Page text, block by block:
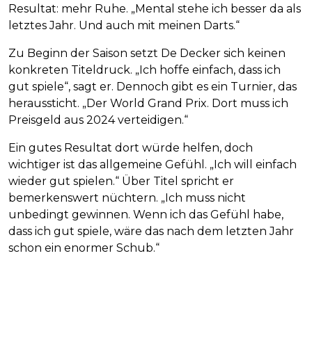
Resultat: mehr Ruhe. „Mental stehe ich besser da als
letztes Jahr. Und auch mit meinen Darts.“
Zu Beginn der Saison setzt De Decker sich keinen
konkreten Titeldruck. „Ich hoffe einfach, dass ich
gut spiele“, sagt er. Dennoch gibt es ein Turnier, das
heraussticht. „Der World Grand Prix. Dort muss ich
Preisgeld aus 2024 verteidigen.“
Ein gutes Resultat dort würde helfen, doch
wichtiger ist das allgemeine Gefühl. „Ich will einfach
wieder gut spielen.“ Über Titel spricht er
bemerkenswert nüchtern. „Ich muss nicht
unbedingt gewinnen. Wenn ich das Gefühl habe,
dass ich gut spiele, wäre das nach dem letzten Jahr
schon ein enormer Schub.“